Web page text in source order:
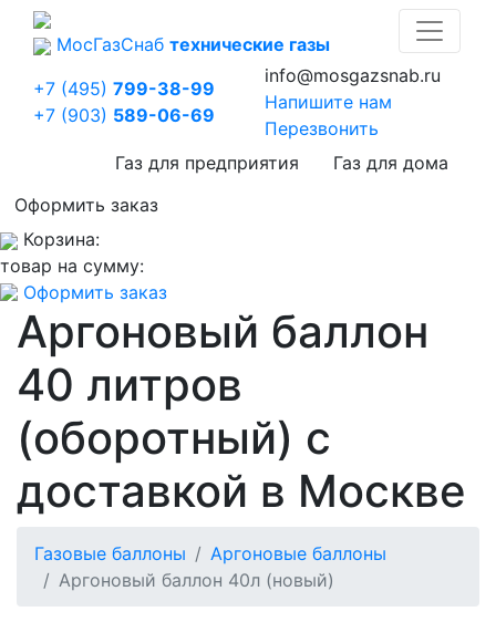
МосГазСнаб технические газы
+7 (495) 799-38-99
+7 (903) 589-06-69
info@mosgazsnab.ru
Напишите нам
Перезвонить
Газ для предприятия
Газ для дома
Оформить заказ
Корзина:
товар на сумму:
Оформить заказ
Аргоновый баллон
40 литров
(оборотный) с
доставкой в Москве
Газовые баллоны
Аргоновые баллоны
Аргоновый баллон 40л (новый)